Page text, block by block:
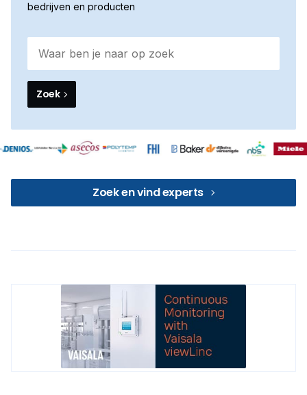
bedrijven en producten
Zoek
Zoek en vind experts